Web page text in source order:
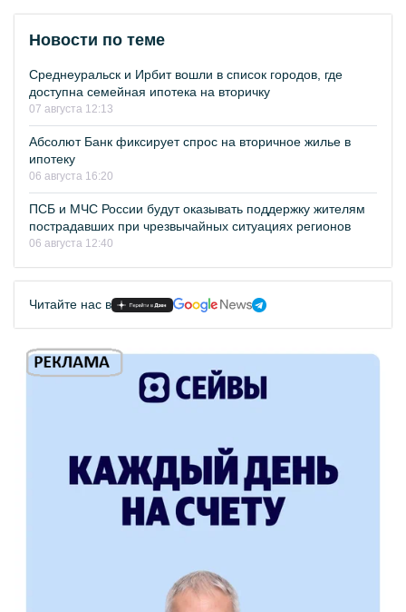
Новости по теме
Среднеуральск и Ирбит вошли в список городов, где
доступна семейная ипотека на вторичку
07 августа 12:13
Абсолют Банк фиксирует спрос на вторичное жилье в
ипотеку
06 августа 16:20
ПСБ и МЧС России будут оказывать поддержку жителям
пострадавших при чрезвычайных ситуациях регионов
06 августа 12:40
Читайте нас в